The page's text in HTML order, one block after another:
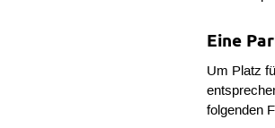
Eine
Um Platz
folgenden